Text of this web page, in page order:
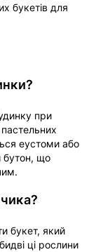
букетів для
при
еустоми або
бутон, що
букет, який
ці рослини